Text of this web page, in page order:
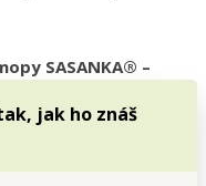
jak ho znáš
SASANKA® –
návlek pro ploché
k úklidové